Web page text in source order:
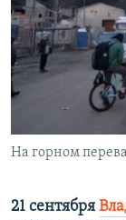
ПОБЕДИТЕЛЕЙ
УКРАИНСКАЯ
Все сайты
На горном
21 сентября